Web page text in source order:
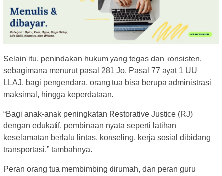
Selain itu, penindakan hukum yang tegas dan konsisten,
sebagimana menurut pasal 281 Jo. Pasal 77 ayat 1 UU
LLAJ, bagi pengendara, orang tua bisa berupa administrasi
maksimal, hingga keperdataan.
“Bagi anak-anak peningkatan Restorative Justice (RJ)
dengan edukatif, pembinaan nyata seperti latihan
keselamatan berlalu lintas, konseling, kerja sosial dibidang
transportasi,” tambahnya.
Peran orang tua membimbing dirumah, dan peran guru